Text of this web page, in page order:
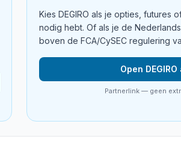
Kies DEGIRO als je opties, futures
nodig hebt. Of als je de
boven de FCA/CySEC regulering
Open
Partnerlink — geen